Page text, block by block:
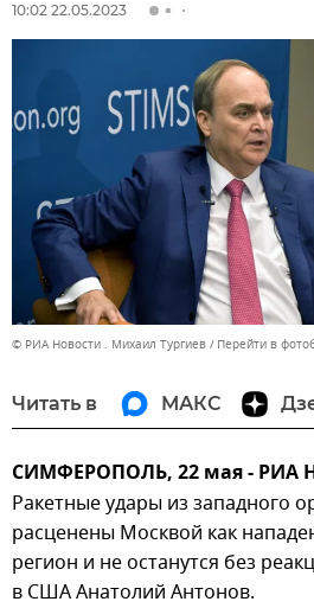
10:02 22.05.2023
© РИА Новости . Михаил Тургиев Перейти в
Читать в МАКС
СИМФЕРОПОЛЬ, 22 мая - РИА
Ракетные удары из западного
расценены Москвой как
регион и не останутся без
в США Анатолий Антонов.